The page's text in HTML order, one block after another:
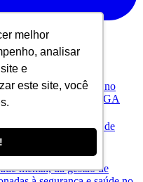
melhor
analisar
e
este site, você